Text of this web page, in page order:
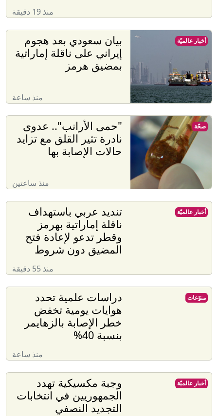
منذ 19 دقيقة
بيان سعودي بعد هجوم
إيراني على ناقلة إماراتية
بمضيق هرمز
منذ ساعة
أخبار عالميّة
"حمى الأرانب".. عدوى
نادرة تثير القلق مع تزايد
حالات الإصابة بها
منذ ساعتين
صحّة
تنديد عربي باستهداف
ناقلة إماراتية بهرمز
وقطر تدعو لإعادة فتح
المضيق دون شروط
منذ 55 دقيقة
أخبار عالميّة
دراسات علمية تحدد
هوايات يومية تخفض
خطر الإصابة بالزهايمر
بنسبة 40%
منذ ساعة
منوّعات
وجبة مكسيكية تهدد
الجمهوريين في انتخابات
التجديد النصفي
أخبار عالميّة